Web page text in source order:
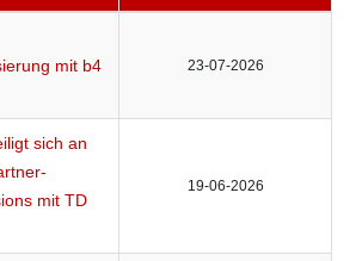
mit b4
23-07-2026
sich an
mit TD
19-06-2026